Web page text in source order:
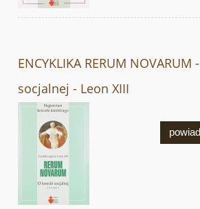
ENCYKLIKA RERUM
socjalnej - Leon XIII